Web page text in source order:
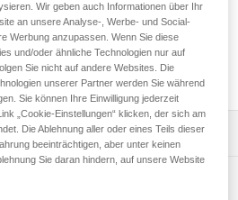
zum Anbringen einer
2R RGB-Stirnlampe an einem
der Lampe zu
Anbringen einer Stirnlampe an
Wir geben auch Informationen über Ihr
an unsere Analyse-, Werbe- und Social-
Werbung anzupassen. Wenn Sie diese
und/oder ähnliche Technologien nur auf
Sie nicht auf andere Websites. Die
unserer Partner werden Sie während
Sie können Ihre Einwilligung jederzeit
„Cookie-Einstellungen“ klicken, der sich am
Die Ablehnung aller oder eines Teils dieser
beeinträchtigen, aber unter keinen
Sie daran hindern, auf unsere Website